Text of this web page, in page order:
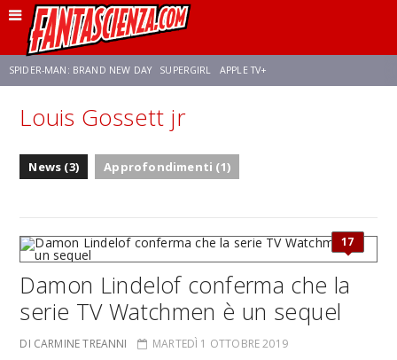
SPIDER-MAN: BRAND NEW DAY SUPERGIRL APPLE TV+
FRANCO RICCIARDIELLO ZENDAYA
Louis Gossett jr
News (3) Approfondimenti (1)
17
Damon Lindelof conferma che la
serie TV Watchmen è un sequel
DI CARMINE TREANNI MARTEDÌ 1 OTTOBRE 2019